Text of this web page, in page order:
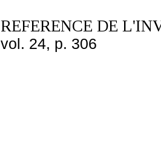
REFERENCE DE
vol. 24, p. 306